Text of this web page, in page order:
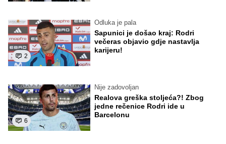
2
Odluka je pala
Sapunici je došao kraj: Rodri
večeras objavio gdje nastavlja
karijeru!
6
Nije zadovoljan
Realova greška stoljeća?! Zbog
jedne rečenice Rodri ide u
Barcelonu